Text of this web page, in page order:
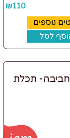
₪110
נוספים
לסל
תכלת